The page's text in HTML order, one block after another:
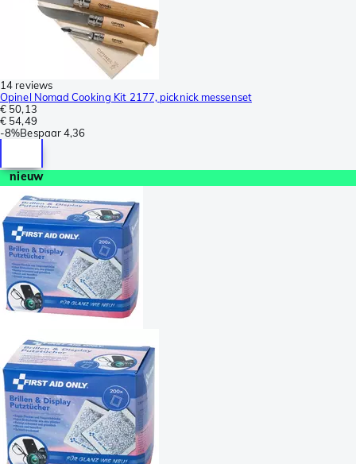
14 reviews
Opinel Nomad Cooking Kit 2177, picknick messenset
€ 50,13
€ 54,49
-8%Bespaar4,36
nieuw